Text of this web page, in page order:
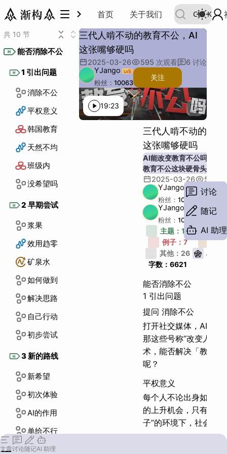
首页 关于我们 Ctrl K
共 10 节
H 能否消除不公
H 1 引出问题
消除不公
平权意义
韩国教育
天然不均
班级内
没希望吗
H 2 早期尝试
浆果
效用趋零
矿泉水
如何做到
解决思路
自己行动
初步尝试
H 3 新的路线
新希望
初次体验
AI的作用
单给不行
路径规划
能否消除不公 9
能否消除不公
1 引出问题
1 引出问题
2 早期尝试
2 早期尝试
3 新的路线
3 新的路线
4 知识描述
4 知识描述
5 自动流程
5 自动流程
6 智能家教
6 智能家教
7 成本问题
7 成本问题
8 更多尝试
8 更多尝试
9 回答问题
9 回答问题
消除不公
消除不公
平权意义
平权意义
韩国教育
韩国教育
天然不均
天然不均
班级内
班级内
没希望吗
没希望吗
浆果
浆果
效用趋零
效用趋零
矿泉水
矿泉水
如何做到
如何做到
解决思路
解决思路
自己行动
自己行动
初步尝试
初步尝试
新希望
新希望
初次体验
初次体验
AI的作用
AI的作用
单给不行
单给不行
路径规划
路径规划
着手开发
着手开发
描述知识
描述知识
描述方式
描述方式
惯性定律
惯性定律
转换描述
转换描述
破窗描述
破窗描述
基本流程
基本流程
昂贵之处
昂贵之处
AI学习流程
AI学习流程
定理测试
定理测试
定律测试
定律测试
AI助教
AI助教
终身学习
终身学习
AI标注
AI标注
罗老视频
罗老视频
应用前景
应用前景
价格
价格
国内LLM
国内LLM
更多功能
更多功能
外语学习
外语学习
概念学习
概念学习
阶段总结
阶段总结
太理想吗
太理想吗
实际体会
实际体会
未来趋势
未来趋势
开篇问题
开篇问题
三代人啃不动的教育不公，AI
这张嘴够硬吗
2025-03-26 595 次观看 6 讨论
YJango
Lv5
粉丝：10063
关注
主题：
描述：
例子：
类比：
其他：
段落：
19:23
三代人啃不动的教
这张嘴够硬吗
AI能改变教育不公吗
教育不公这块硬骨头，AI
2025-03-26
595
YJango
Lv5
粉丝：10063
关
YJango
Lv5
粉丝：10063
关
主题： 10
描述
例子：7
类
其他：26
段落
字数：6621
能否消除不公
1 引出问题
提问 消除不公
打开社交媒体， AI 新
那这些号称“改变人类
术，能否解决「教育不
呢？
平权意义
每个人不论出身如何，
的上升机会， 只有在“
子”的环境下，社会才
讨论
随记
AI 助理
文章讨论随记AI 助理